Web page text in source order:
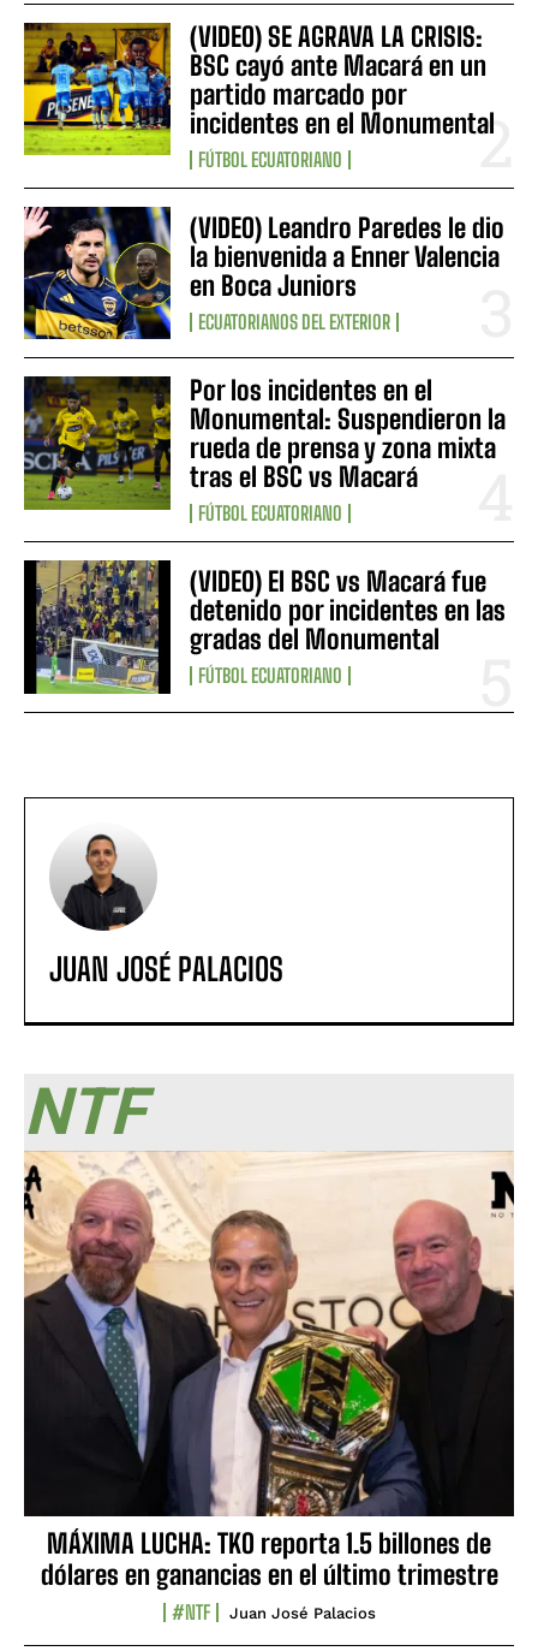
(VIDEO) SE AGRAVA LA CRISIS:
BSC cayó ante Macará en un
partido marcado por
incidentes en el Monumental
FÚTBOL ECUATORIANO
(VIDEO) Leandro Paredes le dio
la bienvenida a Enner Valencia
en Boca Juniors
ECUATORIANOS DEL EXTERIOR
Por los incidentes en el
Monumental: Suspendieron la
rueda de prensa y zona mixta
tras el BSC vs Macará
FÚTBOL ECUATORIANO
(VIDEO) El BSC vs Macará fue
detenido por incidentes en las
gradas del Monumental
FÚTBOL ECUATORIANO
JUAN JOSÉ PALACIOS
NTF
MÁXIMA LUCHA: TKO reporta 1.5 billones de
dólares en ganancias en el último trimestre
#NTF Juan José Palacios